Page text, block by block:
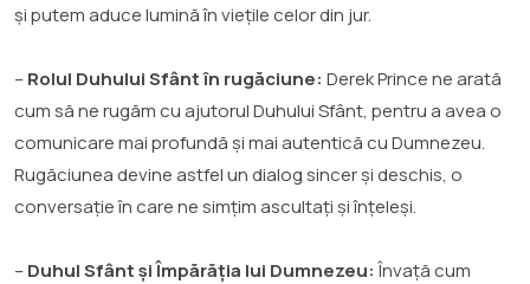
și putem aduce lumină în viețile celor din jur.
–Rolul Duhului Sfânt în rugăciune: Derek Prince ne arată
cum să ne rugăm cu ajutorul Duhului Sfânt, pentru a avea o
comunicare mai profundă și mai autentică cu Dumnezeu.
Rugăciunea devine astfel un dialog sincer și deschis, o
conversație în care ne simțim ascultați și înțeleși.
–Duhul Sfânt și Împărăția lui Dumnezeu:Învață cum